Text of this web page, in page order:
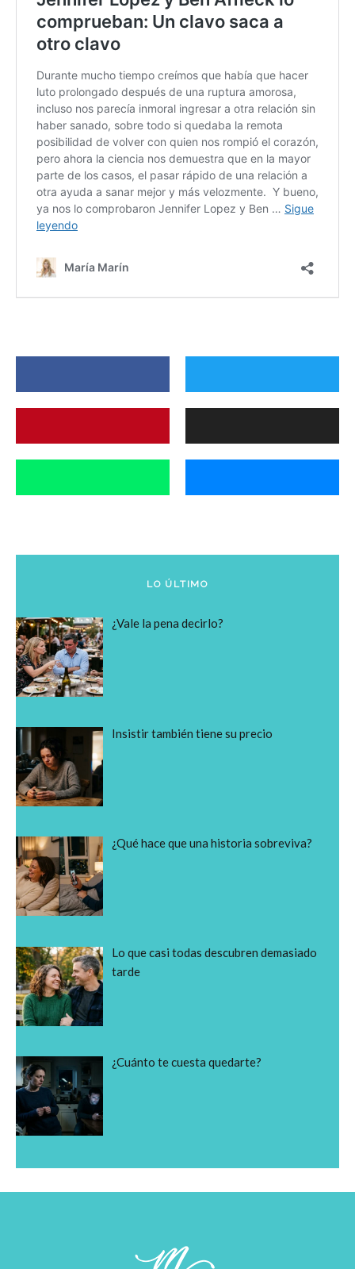
LO ÚLTIMO
¿Vale la pena decirlo?
Insistir también tiene su precio
¿Qué hace que una historia sobreviva?
Lo que casi todas descubren demasiado
tarde
¿Cuánto te cuesta quedarte?